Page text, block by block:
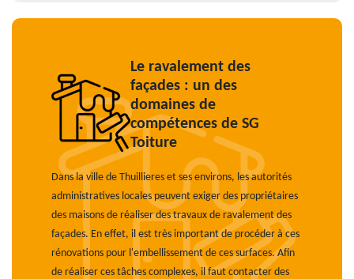
Le ravalement des
façades : un des
domaines de
compétences de SG
Toiture
Dans la ville de Thuillieres et ses environs, les autorités
administratives locales peuvent exiger des propriétaires
des maisons de réaliser des travaux de ravalement des
façades. En effet, il est très important de procéder à ces
rénovations pour l'embellissement de ces surfaces. Afin
de réaliser ces tâches complexes, il faut contacter des